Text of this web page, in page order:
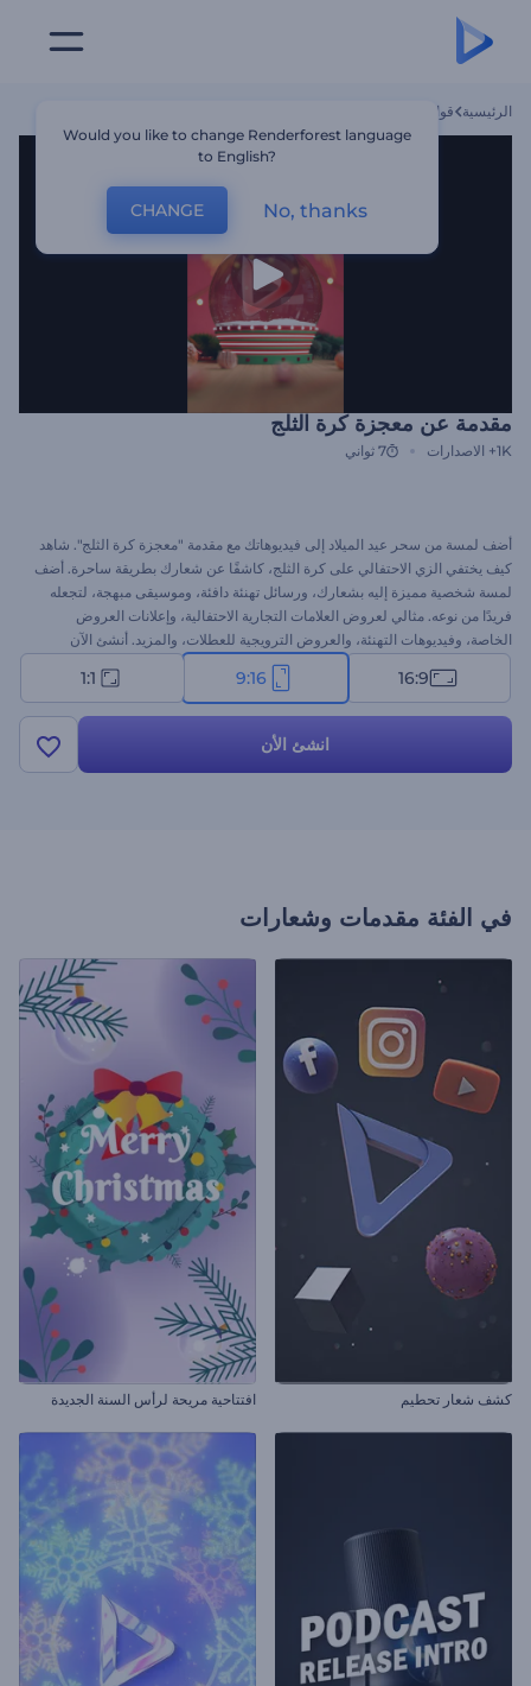
الرئيسية قوالب
مقدمة عن معجزة كرة الثلج
1K+ الاصدارات 7 ثواني
أضف لمسة من سحر عيد الميلاد إلى فيديوهاتك مع مقدمة "معجزة كرة الثلج". شاهد
كيف يختفي الزي الاحتفالي على كرة الثلج، كاشفًا عن شعارك بطريقة ساحرة. أضف
لمسة شخصية مميزة إليه بشعارك، ورسائل تهنئة دافئة، وموسيقى مبهجة، لتجعله
فريدًا من نوعه. مثالي لعروض العلامات التجارية الاحتفالية، وإعلانات العروض
الخاصة، وفيديوهات التهنئة، والعروض الترويجية للعطلات، والمزيد. أنشئ الآن
16:9
9:16
1:1
انشئ الأن
في الفئة مقدمات وشعارات
كشف شعار تحطيم افتتاحية مريحة لرأس السنة الجديدة
Would you like to change Renderforest language
to English?
CHANGE No, thanks